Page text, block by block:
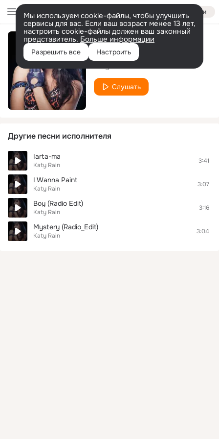
Войти
Мы используем cookie-файлы, чтобы улучшить
сервисы для вас. Если ваш возраст менее 13 лет,
настроить cookie-файлы должен ваш законный
представитель. Больше информации
Разрешить все Настроить
Listen My Dear
Слушать
Другие песни исполнителя
Iarta-ma
Katy Rain
3:41
I Wanna Paint
Katy Rain
3:07
Boy (Radio Edit)
Katy Rain
3:16
Mystery (Radio_Edit)
Katy Rain
3:04